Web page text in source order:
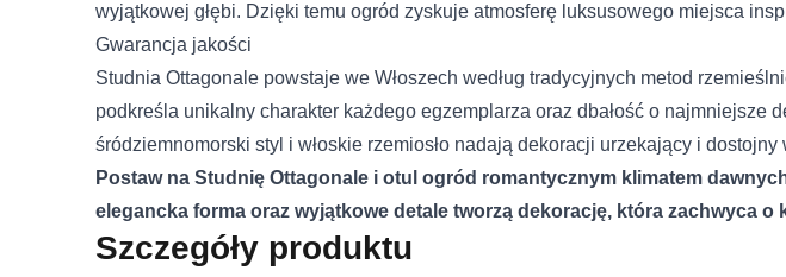
wyjątkowej głębi. Dzięki temu ogród zyskuje atmosferę luksusowego miejsca
Gwarancja jakości
Studnia Ottagonale powstaje we Włoszech według tradycyjnych metod
podkreśla unikalny charakter każdego egzemplarza oraz dbałość o najmniejsze
śródziemnomorski styl i włoskie rzemiosło nadają dekoracji urzekający i dostojny
Postaw na Studnię Ottagonale i otul ogród romantycznym klimatem
elegancka forma oraz wyjątkowe detale tworzą dekorację, która zachwyca o
Szczegóły produktu
Wyrażam zgodę na przetwarzanie przez firmę PATCH POLSKA
Statystyczne pliki cookie pomagają właścicielem stron
na stronie, gromadząc i zgłaszając anonimowe informacje.
Marketing
Marketingowe pliki cookie stosowane są w celu śledzenia
reklam, które są istotne i interesujące dla poszczególnych
reklamodawców strony trzeciej.